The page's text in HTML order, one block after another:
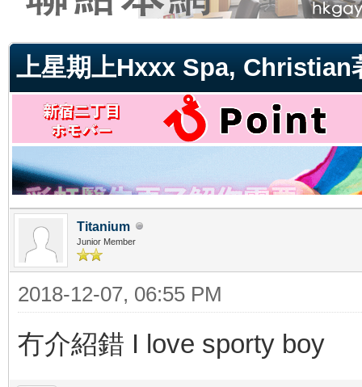
上星期上Hxxx Spa, Christian
Titanium
Junior Member
2018-12-07, 06:55 PM
冇介紹錯 I love sporty boy